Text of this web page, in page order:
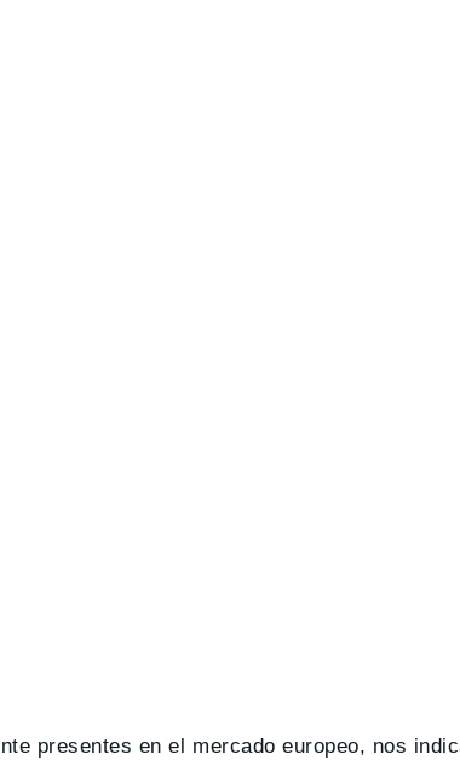
presentes en el mercado europeo, nos